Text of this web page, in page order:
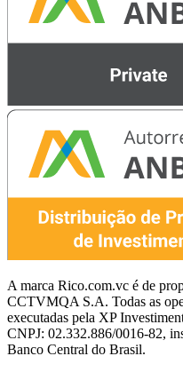
A marca Rico.com.vc é de
CCTVMQA S.A. Todas as
executadas pela XP
CNPJ: 02.332.886/0016-82,
Banco Central do Brasil.